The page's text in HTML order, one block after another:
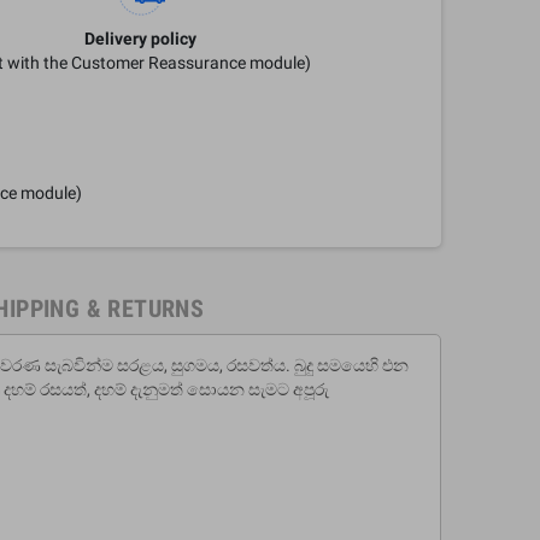
Delivery policy
with the Customer Reassurance module)
module)
& RETURNS
සැබවින්ම සරළය, සුගමය, රසවත්ය. බුදු සමයෙහි එන
රසයත්, දහම් දැනුමත් සොයන සැමට අපූරු